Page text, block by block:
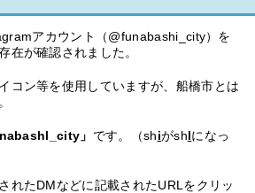
アカウント（@funabashi_city）を
在が確認されました。
コン等を使用していますが、船橋市とは
」 です。（shiがshlになっ
れたDMなどに記載されたURLをクリッ